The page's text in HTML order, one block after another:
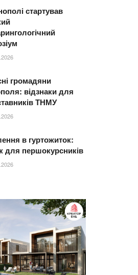
стартував
громадяни
відзнаки для
ТНМУ
в гуртожиток:
для першокурсників